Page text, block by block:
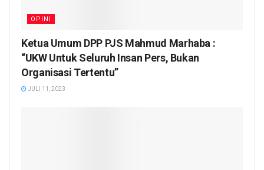
OPINI
Ketua Umum DPP PJS Mahmud Marhaba :
“UKW Untuk Seluruh Insan Pers, Bukan
Organisasi Tertentu”
JULI 11, 2023